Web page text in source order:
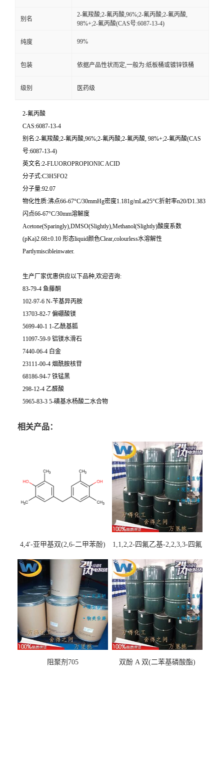
别名
2-氟羧酸;2-氟丙酸,96%;2-氟丙酸;2-氟丙酸,
98%+;2-氟丙酸(CAS号:6087-13-4)
纯度 99%
包装 依据产品性状而定,一般为:纸板桶或镀锌铁桶
级别 医药级
2-氟丙酸
CAS:6087-13-4
别名:2-氟羧酸;2-氟丙酸,96%;2-氟丙酸;2-氟丙酸, 98%+;2-氟丙酸(CAS
号:6087-13-4)
英文名:2-FLUOROPROPIONIC ACID
分子式:C3H5FO2
分子量:92.07
物化性质:沸点66-67°C/30mmHg密度1.181g/mLat25°C折射率n20/D1.383
闪点66-67°C/30mm溶解度
Acetone(Sparingly),DMSO(Slightly),Methanol(Slightly)酸度系数
(pKa)2.68±0.10 形态liquid颜色Clear,colourless水溶解性
Partlymiscibleinwater.
生产厂家优惠供应以下品种,欢迎咨询:
83-79-4 鱼藤酮
102-97-6 N-苄基异丙胺
13703-82-7 偏硼酸镁
5699-40-1 1-乙酰基胍
11097-59-9 铝镁水滑石
7440-06-4 白金
23111-00-4 烟酰胺核苷
68186-94-7 铁锰黑
298-12-4 乙醛酸
5965-83-3 5-磺基水杨酸二水合物
相关产品：
4,4'-亚甲基双(2,6-二甲苯酚)
1,1,2,2-四氟乙基-2,2,3,3-四氟
阻聚剂705 双酚 A 双(二苯基磷酸酯)